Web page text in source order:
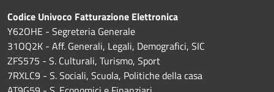
Codice Univoco Fatturazione Elettronica
Y62OHE - Segreteria Generale
31OQ2K - Aff. Generali, Legali, Demografici, SIC
ZFS575 - S. Culturali, Turismo, Sport
7RXLC9 - S. Sociali, Scuola, Politiche della casa